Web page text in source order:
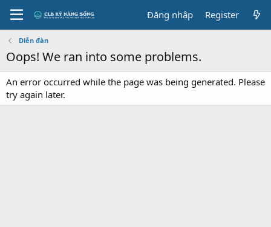
Đăng nhập Register
Diễn đàn
Oops! We ran into some problems.
An error occurred while the page was being generated. Please
try again later.